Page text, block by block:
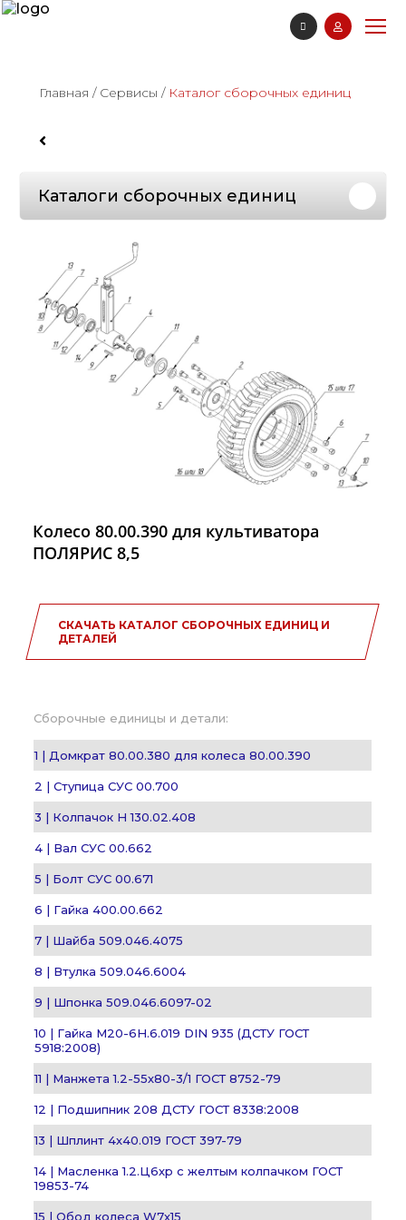
Главная / Сервисы / Каталог сборочных единиц
Каталоги сборочных единиц
Колесо 80.00.390 для культиватора
ПОЛЯРИС 8,5
СКАЧАТЬ КАТАЛОГ СБОРОЧНЫХ ЕДИНИЦ И
ДЕТАЛЕЙ
Сборочные единицы и детали:
1 | Домкрат 80.00.380 для колеса 80.00.390
2 | Ступица СУС 00.700
3 | Колпачок Н 130.02.408
4 | Вал СУС 00.662
5 | Болт СУС 00.671
6 | Гайка 400.00.662
7 | Шайба 509.046.4075
8 | Втулка 509.046.6004
9 | Шпонка 509.046.6097-02
10 | Гайка М20-6Н.6.019 DIN 935 (ДСТУ ГОСТ
5918:2008)
11 | Манжета 1.2-55х80-3/1 ГОСТ 8752-79
12 | Подшипник 208 ДСТУ ГОСТ 8338:2008
13 | Шплинт 4х40.019 ГОСТ 397-79
14 | Масленка 1.2.Ц6хр с желтым колпачком ГОСТ
19853-74
15 | Обод колеса W7х15